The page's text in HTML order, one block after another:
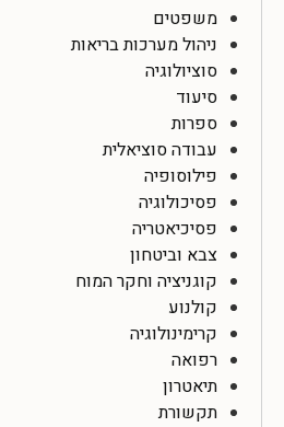
משפטים
ניהול מערכות בריאות
סוציולוגיה
סיעוד
ספרות
עבודה סוציאלית
פילוסופיה
פסיכולוגיה
פסיכיאטריה
צבא וביטחון
קוגניציה וחקר המוח
קולנוע
קרימינולוגיה
רפואה
תיאטרון
תקשורת